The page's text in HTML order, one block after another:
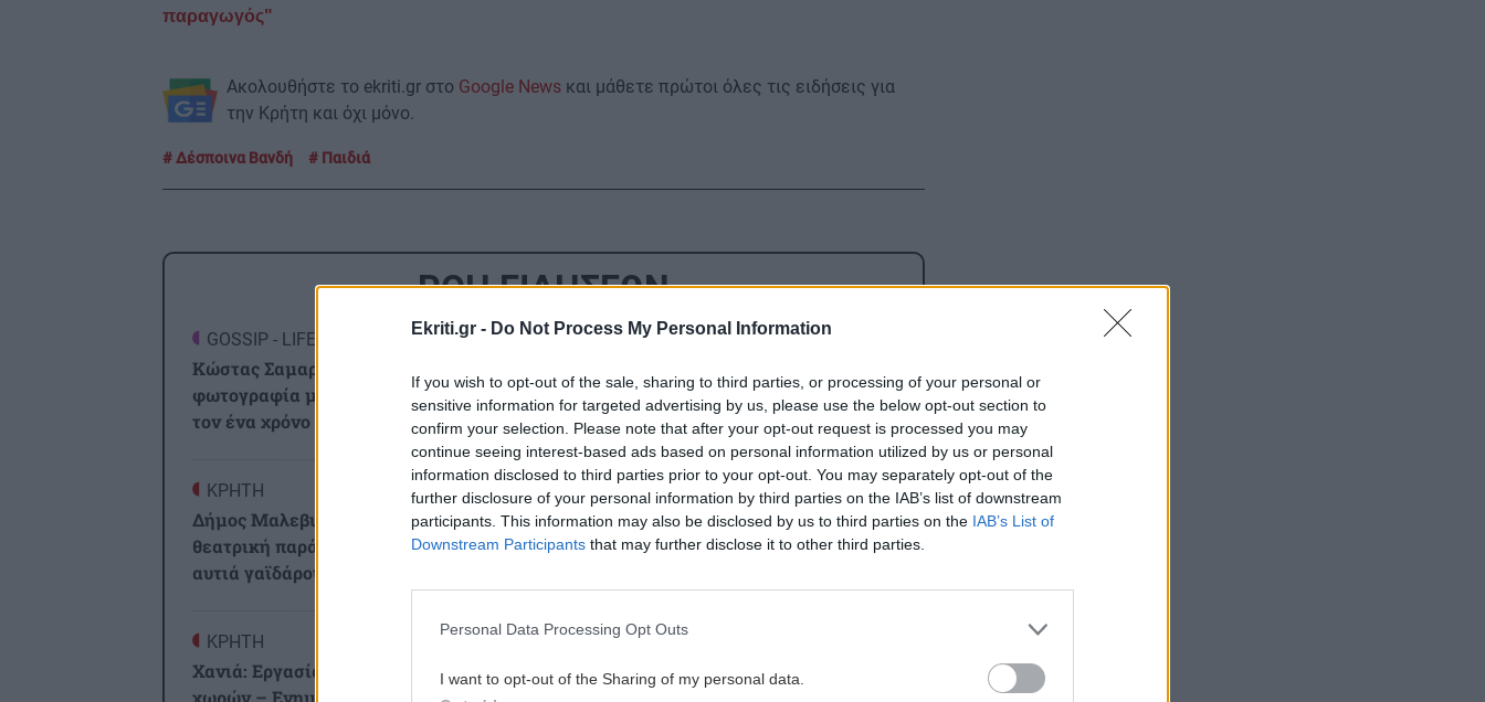
Ekriti.gr - Do Not Process My Personal Information
If you wish to opt-out of the sale, sharing to third parties, or processing of your personal or
sensitive information for targeted advertising by us, please use the below opt-out section to
confirm your selection. Please note that after your opt-out request is processed you may
continue seeing interest-based ads based on personal information utilized by us or personal
information disclosed to third parties prior to your opt-out. You may separately opt-out of the
further disclosure of your personal information by third parties on the IAB’s list of downstream
participants. This information may also be disclosed by us to third parties on the IAB’s List of
Downstream Participants that may further disclose it to other third parties.
Personal Data Processing Opt Outs
I want to opt-out of the Sharing of my personal data.
παραγωγός"
Ακολουθήστε το ekriti.gr στο Google News και μάθετε πρώτοι όλες τις ειδήσεις για
την Κρήτη και όχι μόνο.
Δέσποινα Βανδή Παιδιά
ΡΟΗ ΕΙΔΗΣΕΩΝ
21:00
GOSSIP - LIFESTYLE
Κώστας Σαμαράς: Η οικογενειακή
φωτογραφία με την αδελφή του για
τον ένα χρόνο από τον θάνατό της
20:53
ΚΡΗΤΗ
Δήμος Μαλεβιζίου: Στον Μάραθο η
θεατρική παράσταση "Ο Μίδας έχει
αυτιά γαϊδάρου
20:40
ΚΡΗΤΗ
Χανιά: Εργασία για πολίτες τρίτων
χωρών – Ενημερωτική δράση στο
ΚΡΗΤΗ
ακατάλληλα μετά τη μεγάλη φωτιά –
Η πρώτη εικόνα των ζημιών
19:32
Πλυντήριο: Μπορούν να πλένονται
μαζί οι πετσέτες κουζίνας και
ΕΛΛΑΔΑ
Πυροσβέστες: «Ήρωες» στις φωτιές,